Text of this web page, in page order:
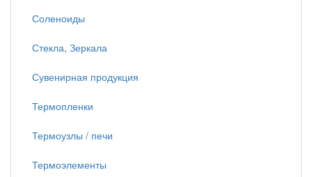
Соленоиды
Стекла, Зеркала
Сувенирная продукция
Термопленки
Термоузлы / печи
Термоэлементы